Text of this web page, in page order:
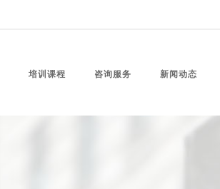
培训课程 咨询服务 新闻动态